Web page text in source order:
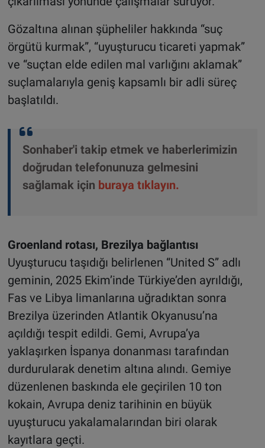
Gözaltına alınan şüpheliler hakkında “suç
örgütü kurmak”, “uyuşturucu ticareti yapmak”
ve “suçtan elde edilen mal varlığını aklamak”
suçlamalarıyla geniş kapsamlı bir adli süreç
başlatıldı.
Sonhaber'i takip etmek ve haberlerimizin
doğrudan telefonunuza gelmesini
sağlamak için buraya tıklayın.
Groenland rotası, Brezilya bağlantısı
Uyuşturucu taşıdığı belirlenen “United S” adlı
geminin, 2025 Ekim’inde Türkiye’den ayrıldığı,
Fas ve Libya limanlarına uğradıktan sonra
Brezilya üzerinden Atlantik Okyanusu’na
açıldığı tespit edildi. Gemi, Avrupa’ya
yaklaşırken İspanya donanması tarafından
durdurularak denetim altına alındı. Gemiye
düzenlenen baskında ele geçirilen 10 ton
kokain, Avrupa deniz tarihinin en büyük
uyuşturucu yakalamalarından biri olarak
kayıtlara geçti.